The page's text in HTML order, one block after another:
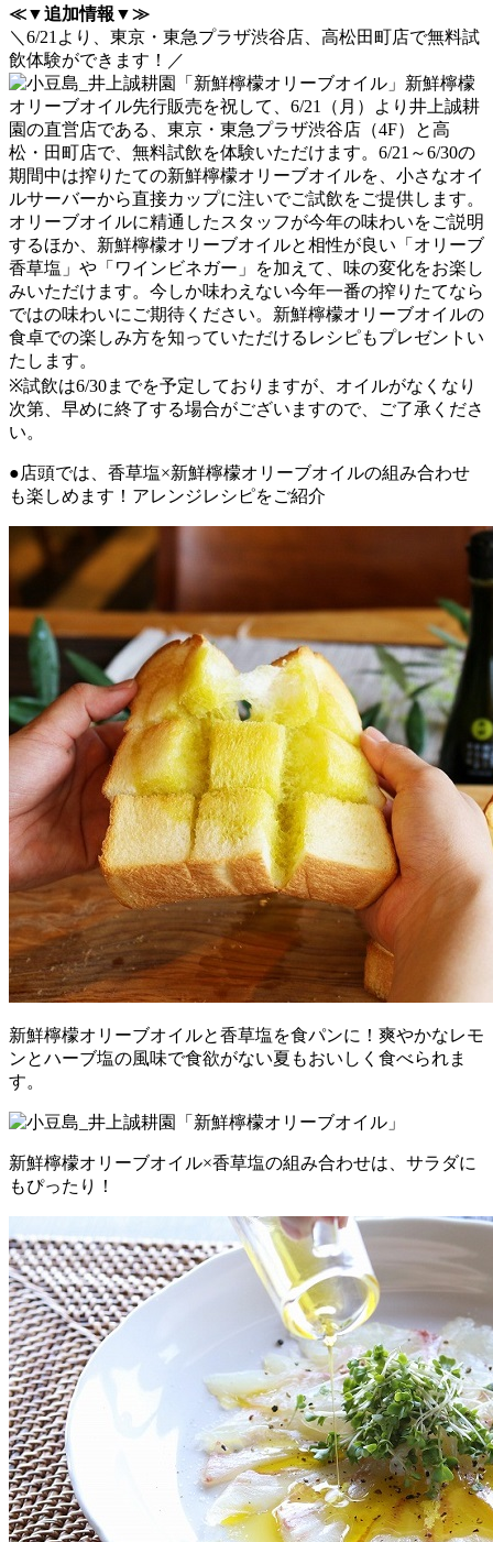
≪▼追加情報▼≫
＼6/21より、東京・東急プラザ渋谷店、高松田町店で無料試
飲体験ができます！／
新鮮檸檬
オリーブオイル先行販売を祝して、6/21（月）より井上誠耕
園の直営店である、東京・東急プラザ渋谷店（4F）と高
松・田町店で、無料試飲を体験いただけます。6/21～6/30の
期間中は搾りたての新鮮檸檬オリーブオイルを、小さなオイ
ルサーバーから直接カップに注いでご試飲をご提供します。
オリーブオイルに精通したスタッフが今年の味わいをご説明
するほか、新鮮檸檬オリーブオイルと相性が良い「オリーブ
香草塩」や「ワインビネガー」を加えて、味の変化をお楽し
みいただけます。今しか味わえない今年一番の搾りたてなら
ではの味わいにご期待ください。新鮮檸檬オリーブオイルの
食卓での楽しみ方を知っていただけるレシピもプレゼントい
たします。
※試飲は6/30までを予定しておりますが、オイルがなくなり
次第、早めに終了する場合がございますので、ご了承くださ
い。
●店頭では、香草塩×新鮮檸檬オリーブオイルの組み合わせ
も楽しめます！アレンジレシピをご紹介
新鮮檸檬オリーブオイルと香草塩を食パンに！爽やかなレモ
ンとハーブ塩の風味で食欲がない夏もおいしく食べられま
す。
新鮮檸檬オリーブオイル×香草塩の組み合わせは、サラダに
もぴったり！